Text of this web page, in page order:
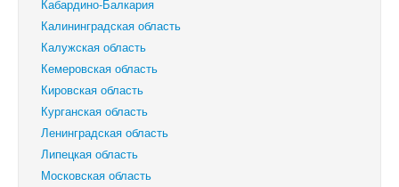
Кабардино-Балкария
Калининградская область
Калужская область
Кемеровская область
Кировская область
Курганская область
Ленинградская область
Липецкая область
Московская область